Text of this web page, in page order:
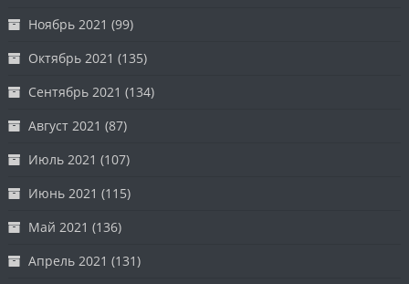
Ноябрь 2021 (99)
Октябрь 2021 (135)
Сентябрь 2021 (134)
Август 2021 (87)
Июль 2021 (107)
Июнь 2021 (115)
Май 2021 (136)
Апрель 2021 (131)